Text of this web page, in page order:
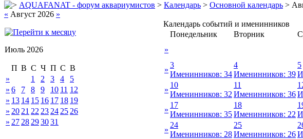
AQUAFANAT - форум аквариумистов > Календарь > Основной календарь >
« Август 2026 »
Июль 2026
П В С Ч П С В
»
1 2 3 4
5
» 6 7 8 9 10 11 12
» 13 14 15 16 17 18 19
» 20 21 22 23 24 25 26
» 27 28 293031
Календарь событий и именинников
Понедельник
Вторник
»
»
3
Именинников: 34
4
Именинников: 39
5
»
10
Именинников: 32
11
Именинников: 36
»
17
Именинников: 35
18
Именинников: 22
»
24
Именинников: 28
25
Именинников: 26